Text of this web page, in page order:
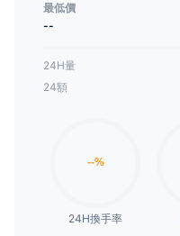
最低價
--
24H量
24額
24H換手率